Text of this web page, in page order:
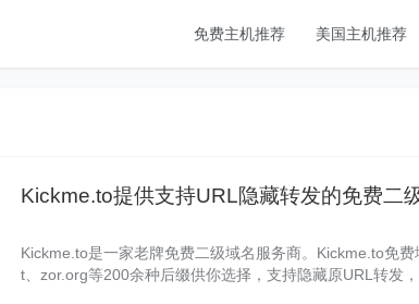
免费主机推荐 美国主机推荐
Kickme.to提供支持URL隐藏转发的免费二
Kickme.to是一家老牌免费二级域名服务商。Kickme.to免
t、zor.org等200余种后缀供你选择，支持隐藏原URL转发